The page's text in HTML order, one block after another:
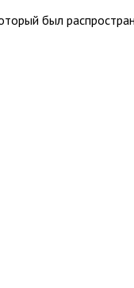
был